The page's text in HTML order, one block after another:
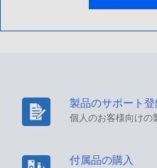
製品のサポート
個人のお客様向けの
付属品の購入